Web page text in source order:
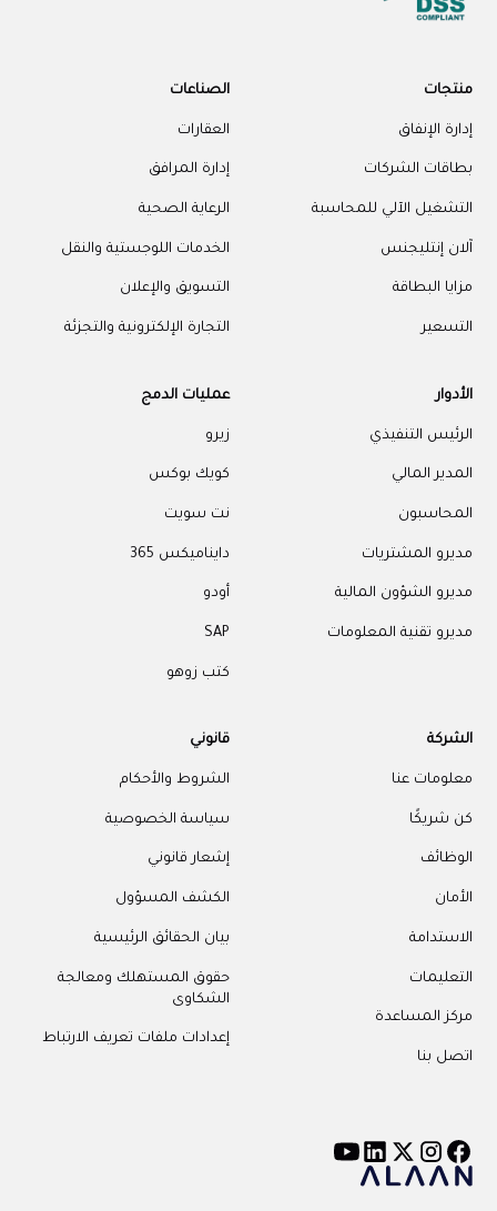
منتجات
إدارة الإنفاق
بطاقات الشركات
التشغيل الآلي للمحاسبة
آلان إنتليجنس
مزايا البطاقة
التسعير
الصناعات
العقارات
إدارة المرافق
الرعاية الصحية
الخدمات اللوجستية والنقل
التسويق والإعلان
التجارة الإلكترونية والتجزئة
الأدوار
الرئيس التنفيذي
المدير المالي
المحاسبون
مديرو المشتريات
مديرو الشؤون المالية
مديرو تقنية المعلومات
عمليات الدمج
زيرو
كويك بوكس
نت سويت
دايناميكس 365
أودو
SAP
كتب زوهو
الشركة
معلومات عنا
كن شريكًا
الوظائف
الأمان
الاستدامة
التعليمات
مركز المساعدة
اتصل بنا
قانوني
الشروط والأحكام
سياسة الخصوصية
إشعار قانوني
الكشف المسؤول
بيان الحقائق الرئيسية
حقوق المستهلك ومعالجة
الشكاوى
إعدادات ملفات تعريف الارتباط